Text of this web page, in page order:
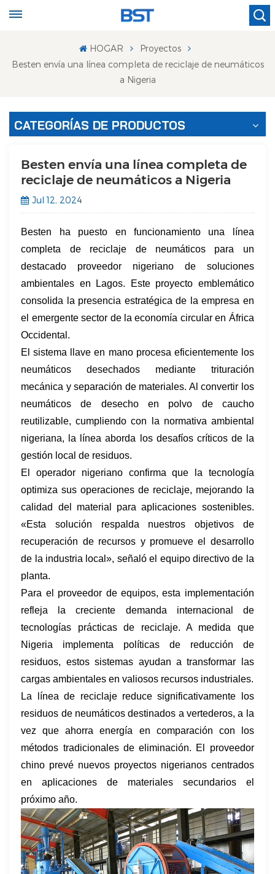
HOGAR
Proyectos
Besten envía una línea completa de reciclaje de neumáticos
a Nigeria
CATEGORÍAS DE PRODUCTOS
Besten envía una línea completa de
reciclaje de neumáticos a Nigeria
Jul 12, 2024
Besten ha puesto en funcionamiento una línea
completa de reciclaje de neumáticos para un
destacado proveedor nigeriano de soluciones
ambientales en Lagos. Este proyecto emblemático
consolida la presencia estratégica de la empresa en
el emergente sector de la economía circular en África
Occidental.
El sistema llave en mano procesa eficientemente los
neumáticos desechados mediante trituración
mecánica y separación de materiales. Al convertir los
neumáticos de desecho en polvo de caucho
reutilizable, cumpliendo con la normativa ambiental
nigeriana, la línea aborda los desafíos críticos de la
gestión local de residuos.
El operador nigeriano confirma que la tecnología
optimiza sus operaciones de reciclaje, mejorando la
calidad del material para aplicaciones sostenibles.
«Esta solución respalda nuestros objetivos de
recuperación de recursos y promueve el desarrollo
de la industria local», señaló el equipo directivo de la
planta.
Para el proveedor de equipos, esta implementación
refleja la creciente demanda internacional de
tecnologías prácticas de reciclaje. A medida que
Nigeria implementa políticas de reducción de
residuos, estos sistemas ayudan a transformar las
cargas ambientales en valiosos recursos industriales.
La línea de reciclaje reduce significativamente los
residuos de neumáticos destinados a vertederos, a la
vez que ahorra energía en comparación con los
métodos tradicionales de eliminación. El proveedor
chino prevé nuevos proyectos nigerianos centrados
en aplicaciones de materiales secundarios el
próximo año.